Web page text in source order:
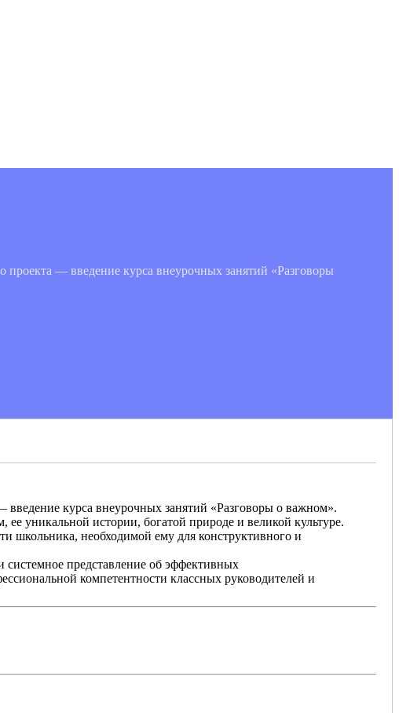
— введение курса внеурочных занятий «Разговоры
курса внеурочных занятий «Разговоры о важном».
уникальной истории, богатой природе и великой культуре.
школьника, необходимой ему для конструктивного и
системное представление об эффективных
компетентности классных руководителей и